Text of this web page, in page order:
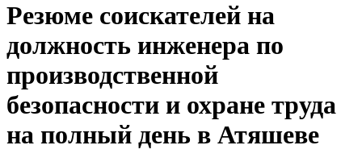
Резюме соискателей на
должность инженера по
производственной
безопасности и охране труда
на полный день в Атяшеве